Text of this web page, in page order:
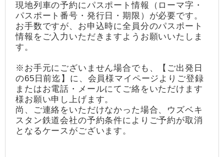
現地列車の予約にパスポート情報（ローマ字・
パスポート番号・発行日・期限）が必要です。
お手数ですが、お申込時に全員分のパスポート
情報をご入力いただきますようお願いいたしま
す。
※お手元にございません場合でも、【ご出発日
の65日前迄】に、会員様マイページよりご登録
またはお電話・メールにてご絡をいただけます
様お願い申し上げます。
尚、ご連絡をいただけなかった場合、ウズベキ
スタン鉄道会社の予約条件によりご予約が取消
となるケースがございます。